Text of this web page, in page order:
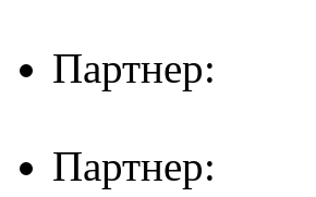
Партнер:
Партнер: